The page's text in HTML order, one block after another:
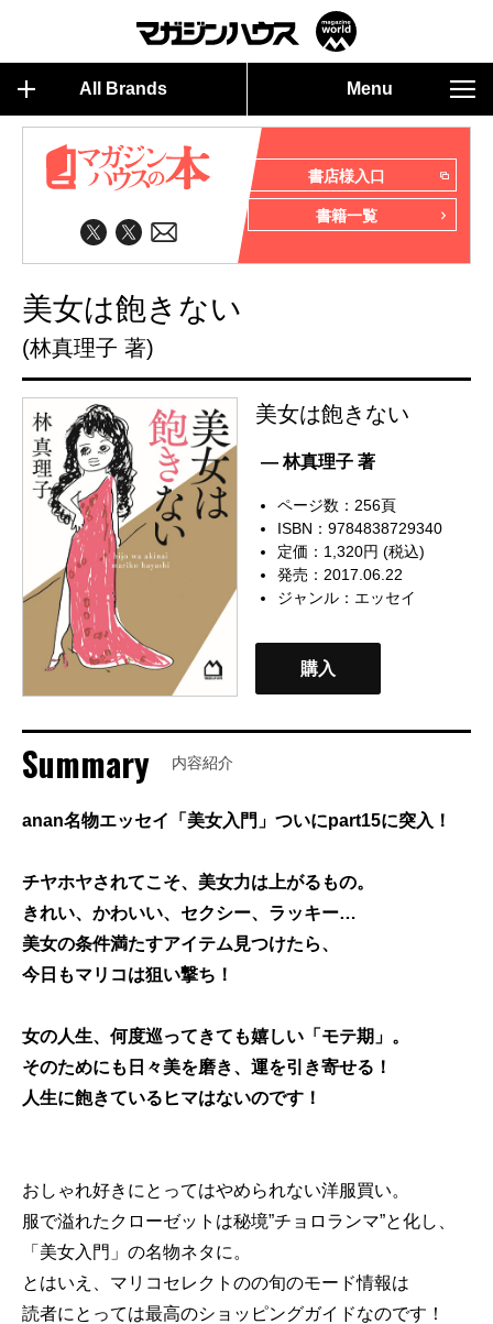
All Brands Menu
書店様入口
書籍一覧
美女は飽きない
(林真理子 著)
美女は飽きない
— 林真理子 著
ページ数：256頁
ISBN：9784838729340
定価：1,320円 (税込)
発売：2017.06.22
ジャンル： エッセイ
購入
Summary 内容紹介
anan名物エッセイ「美女入門」ついにpart15に突入！
チヤホヤされてこそ、美女力は上がるもの。
きれい、かわいい、セクシー、ラッキー…
美女の条件満たすアイテム見つけたら、
今日もマリコは狙い撃ち！
女の人生、何度巡ってきても嬉しい「モテ期」。
そのためにも日々美を磨き、運を引き寄せる！
人生に飽きているヒマはないのです！
おしゃれ好きにとってはやめられない洋服買い。
服で溢れたクローゼットは秘境”チョロランマ”と化し、
「美女入門」の名物ネタに。
とはいえ、マリコセレクトのの旬のモード情報は
読者にとっては最高のショッピングガイドなのです！